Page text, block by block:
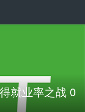
就业率之战 0